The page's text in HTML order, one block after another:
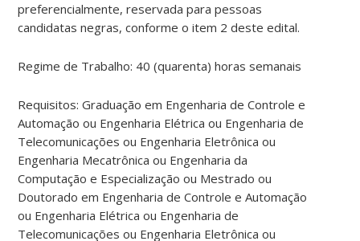
preferencialmente, reservada para pessoas
candidatas negras, conforme o item 2 deste edital.
Regime de Trabalho: 40 (quarenta) horas semanais
Requisitos: Graduação em Engenharia de Controle e
Automação ou Engenharia Elétrica ou Engenharia de
Telecomunicações ou Engenharia Eletrônica ou
Engenharia Mecatrônica ou Engenharia da
Computação e Especialização ou Mestrado ou
Doutorado em Engenharia de Controle e Automação
ou Engenharia Elétrica ou Engenharia de
Telecomunicações ou Engenharia Eletrônica ou